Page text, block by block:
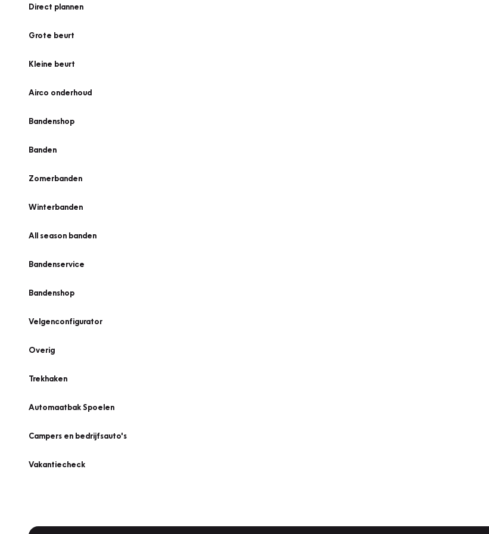
Direct plannen
Grote beurt
Kleine beurt
Airco onderhoud
Bandenshop
Banden
Zomerbanden
Winterbanden
All season banden
Bandenservice
Bandenshop
Velgenconfigurator
Overig
Trekhaken
Automaatbak Spoelen
Campers en bedrijfsauto's
Vakantiecheck